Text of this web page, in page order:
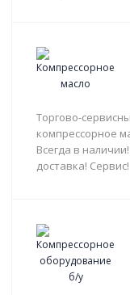
Торгово-
компрессорное
Всегда в
доставка! Сервис!